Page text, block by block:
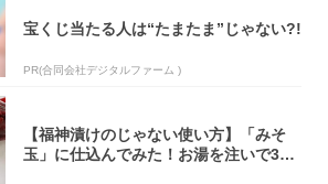
宝くじ当たる人は“たまたま”じゃない?!
PR(合同会社デジタルファーム )
【福神漬けのじゃない使い方】「みそ
玉」に仕込んでみた！お湯を注いで30